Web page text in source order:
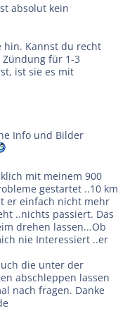
absolut kein
hin. Kannst du recht
für 1-3
ist sie es mit
Info und Bilder
mit meinem 900
gestartet ..10 km
er einfach nicht mehr
..nichts passiert. Das
drehen lassen...Ob
nie Interessiert ..er
die unter der
abschleppen lassen
nach fragen. Danke